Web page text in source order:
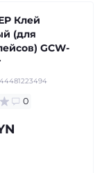
Клей
(для
GCW-
0